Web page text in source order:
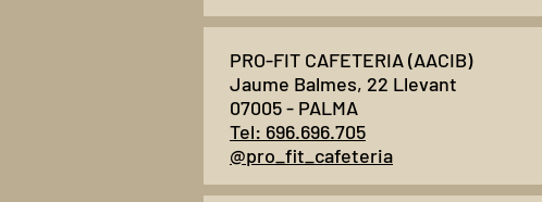
PRO-FIT CAFETERIA (AACIB)
Jaume Balmes, 22 Llevant
07005 - PALMA
Tel: 696.696.705
@pro_fit_cafeteria